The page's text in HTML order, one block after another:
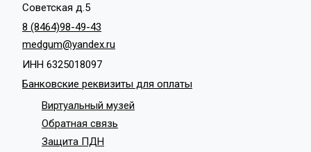
Советская д.5
8 (8464)98-49-43
medgum@yandex.ru
ИНН 6325018097
Банковские реквизиты для оплаты
Виртуальный музей
Обратная связь
Защита ПДН